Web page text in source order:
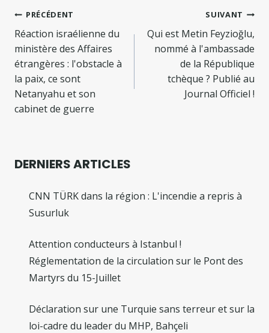
Navigation
de
l’article
PRÉCÉDENT
Réaction israélienne du
ministère des Affaires
étrangères : l'obstacle à
la paix, ce sont
Netanyahu et son
cabinet de guerre
SUIVANT
Qui est Metin Feyzioğlu,
nommé à l'ambassade
de la République
tchèque ? Publié au
Journal Officiel !
DERNIERS ARTICLES
CNN TÜRK dans la région : L'incendie a repris à
Susurluk
Attention conducteurs à Istanbul !
Réglementation de la circulation sur le Pont des
Martyrs du 15-Juillet
Déclaration sur une Turquie sans terreur et sur la
loi-cadre du leader du MHP, Bahçeli